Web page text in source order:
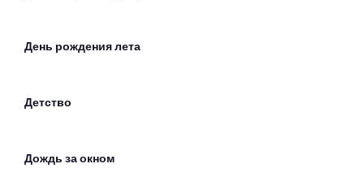
День рождения лета
Детство
Дождь за окном